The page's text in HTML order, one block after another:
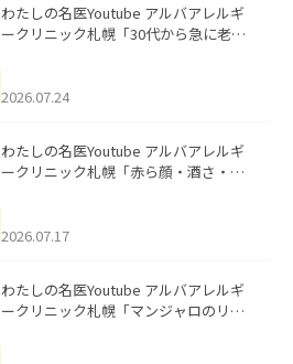
わたしの名医Youtube アルバアレルギ
ークリニック札幌「30代から急に老け
た。
2026.07.24
わたしの名医Youtube アルバアレルギ
ークリニック札幌「赤ら顔・酒さ・ニ
した。
2026.07.17
わたしの名医Youtube アルバアレルギ
ークリニック札幌「マンジャロのリア